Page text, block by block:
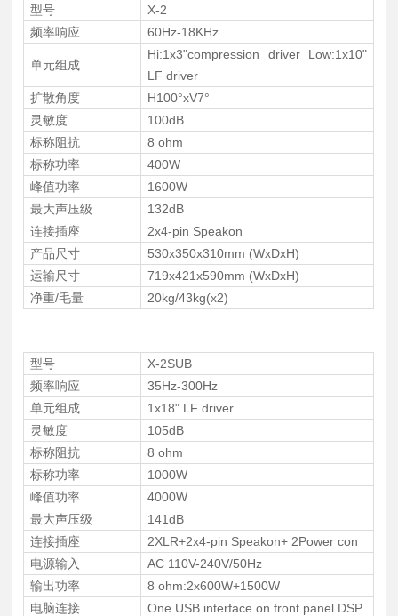
型号
X-2
频率响应
60Hz-18KHz
单元组成
Hi:1x3"compression driver Low:1x10"
LF driver
扩散角度
H100°xV7°
灵敏度
100dB
标称阻抗
8 ohm
标称功率
400W
峰值功率
1600W
最大声压级
132dB
连接插座
2x4-pin Speakon
产品尺寸
530x350x310mm (WxDxH)
运输尺寸
719x421x590mm (WxDxH)
净重/毛量
20kg/43kg(x2)
型号
X-2SUB
频率响应
35Hz-300Hz
单元组成
1x18" LF driver
灵敏度
105dB
标称阻抗
8 ohm
标称功率
1000W
峰值功率
4000W
最大声压级
141dB
连接插座
2XLR+2x4-pin Speakon+ 2Power con
电源输入
AC 110V-240V/50Hz
输出功率
8 ohm:2x600W+1500W
电脑连接
One USB interface on front panel DSP